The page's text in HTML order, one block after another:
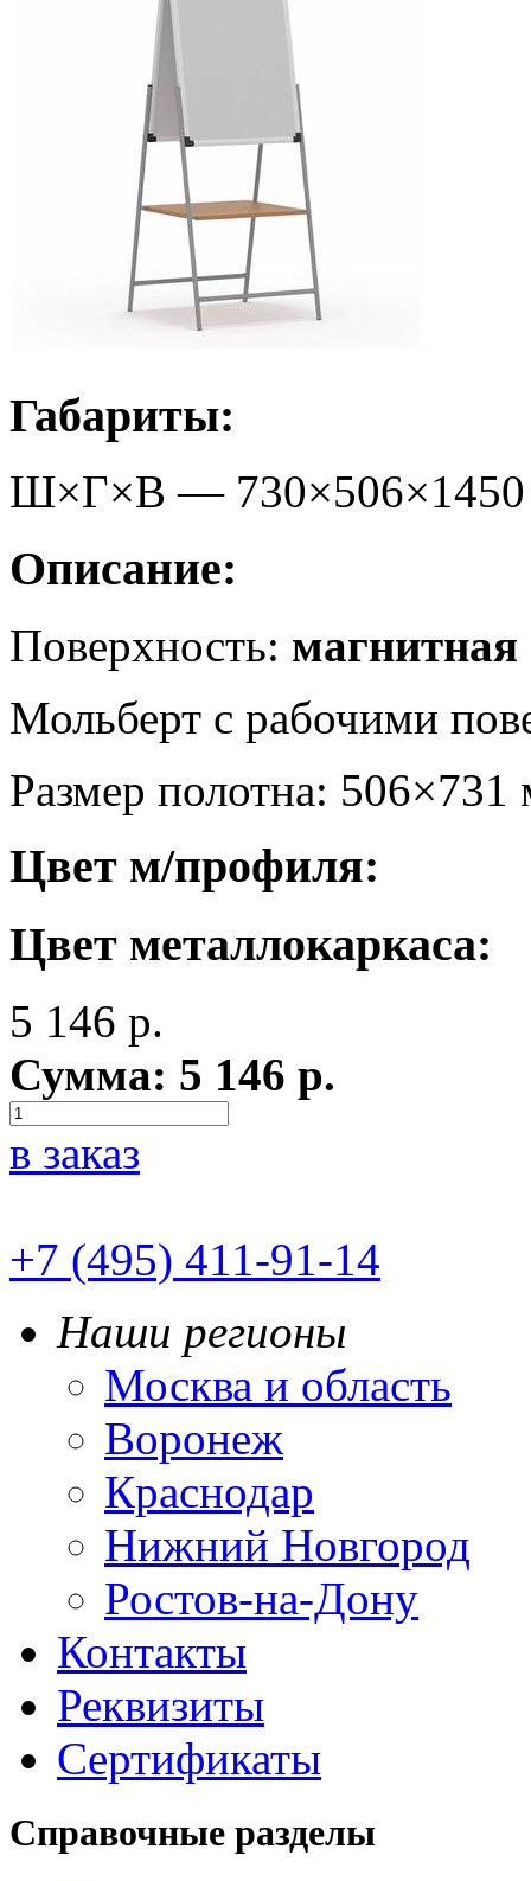
Габариты:
Ш×Г×В — 730×506×1450
Описание:
Поверхность: магнитная
Мольберт с рабочими
Размер полотна: 506×731
Цвет м/профиля:
Цвет металлокаркаса:
5 146 р.
Сумма: 5 146 р.
в заказ
+7 (495) 411-91-14
Наши регионы
Москва и область
Воронеж
Краснодар
Нижний Новгород
Ростов-на-Дону
Контакты
Реквизиты
Сертификаты
Справочные разделы